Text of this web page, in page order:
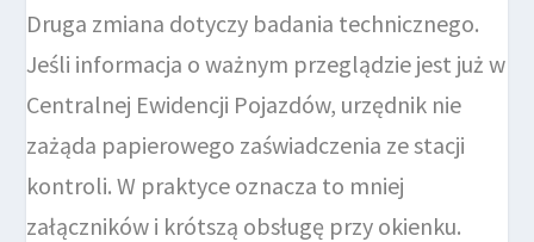
Druga zmiana dotyczy badania technicznego.
Jeśli informacja o ważnym przeglądzie jest już w
Centralnej Ewidencji Pojazdów, urzędnik nie
zażąda papierowego zaświadczenia ze stacji
kontroli. W praktyce oznacza to mniej
załączników i krótszą obsługę przy okienku.